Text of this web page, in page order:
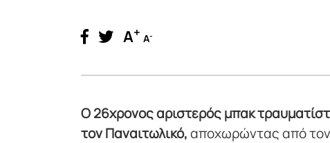
A+ A-
Ο 26χρονος αριστερός μπακ
τον Παναιτωλικό,αποχωρώντας από